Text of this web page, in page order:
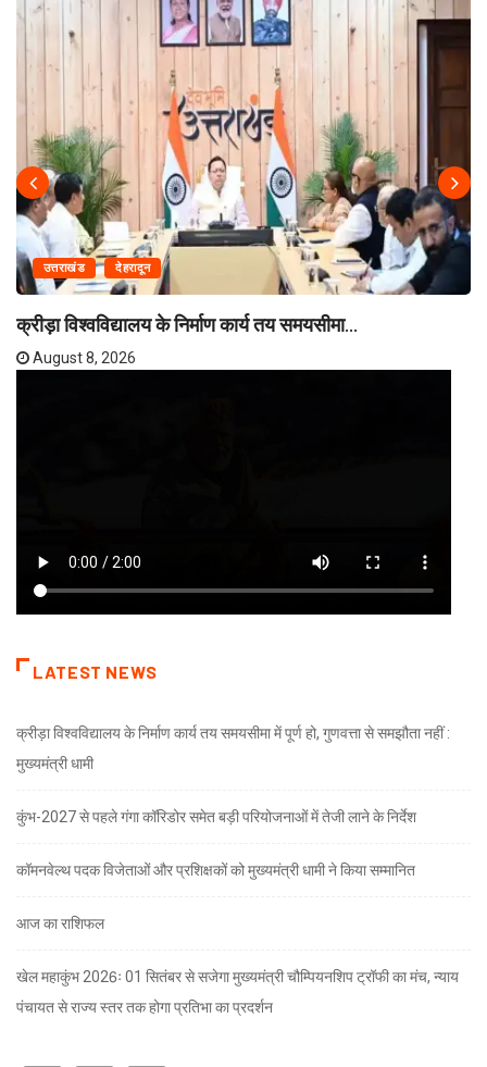
उत्तराखंड देहरादून
क्रीड़ा विश्वविद्यालय के निर्माण कार्य तय समयसीमा...
August 8, 2026
LATEST NEWS
क्रीड़ा विश्वविद्यालय के निर्माण कार्य तय समयसीमा में पूर्ण हो, गुणवत्ता से समझौता नहीं :
मुख्यमंत्री धामी
कुंभ-2027 से पहले गंगा कॉरिडोर समेत बड़ी परियोजनाओं में तेजी लाने के निर्देश
कॉमनवेल्थ पदक विजेताओं और प्रशिक्षकों को मुख्यमंत्री धामी ने किया सम्मानित
आज का राशिफल
खेल महाकुंभ 2026ः 01 सितंबर से सजेगा मुख्यमंत्री चौम्पियनशिप ट्रॉफी का मंच, न्याय
पंचायत से राज्य स्तर तक होगा प्रतिभा का प्रदर्शन